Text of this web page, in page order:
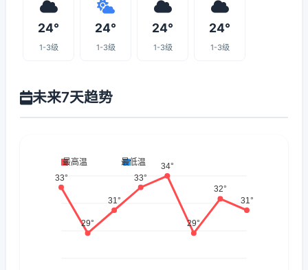
24°
1-3级
24°
1-3级
24°
1-3级
24°
1-3级
未来7天趋势